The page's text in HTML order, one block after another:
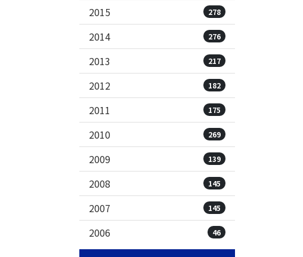
2015 278
2014 276
2013 217
2012 182
2011 175
2010 269
2009 139
2008 145
2007 145
2006 46